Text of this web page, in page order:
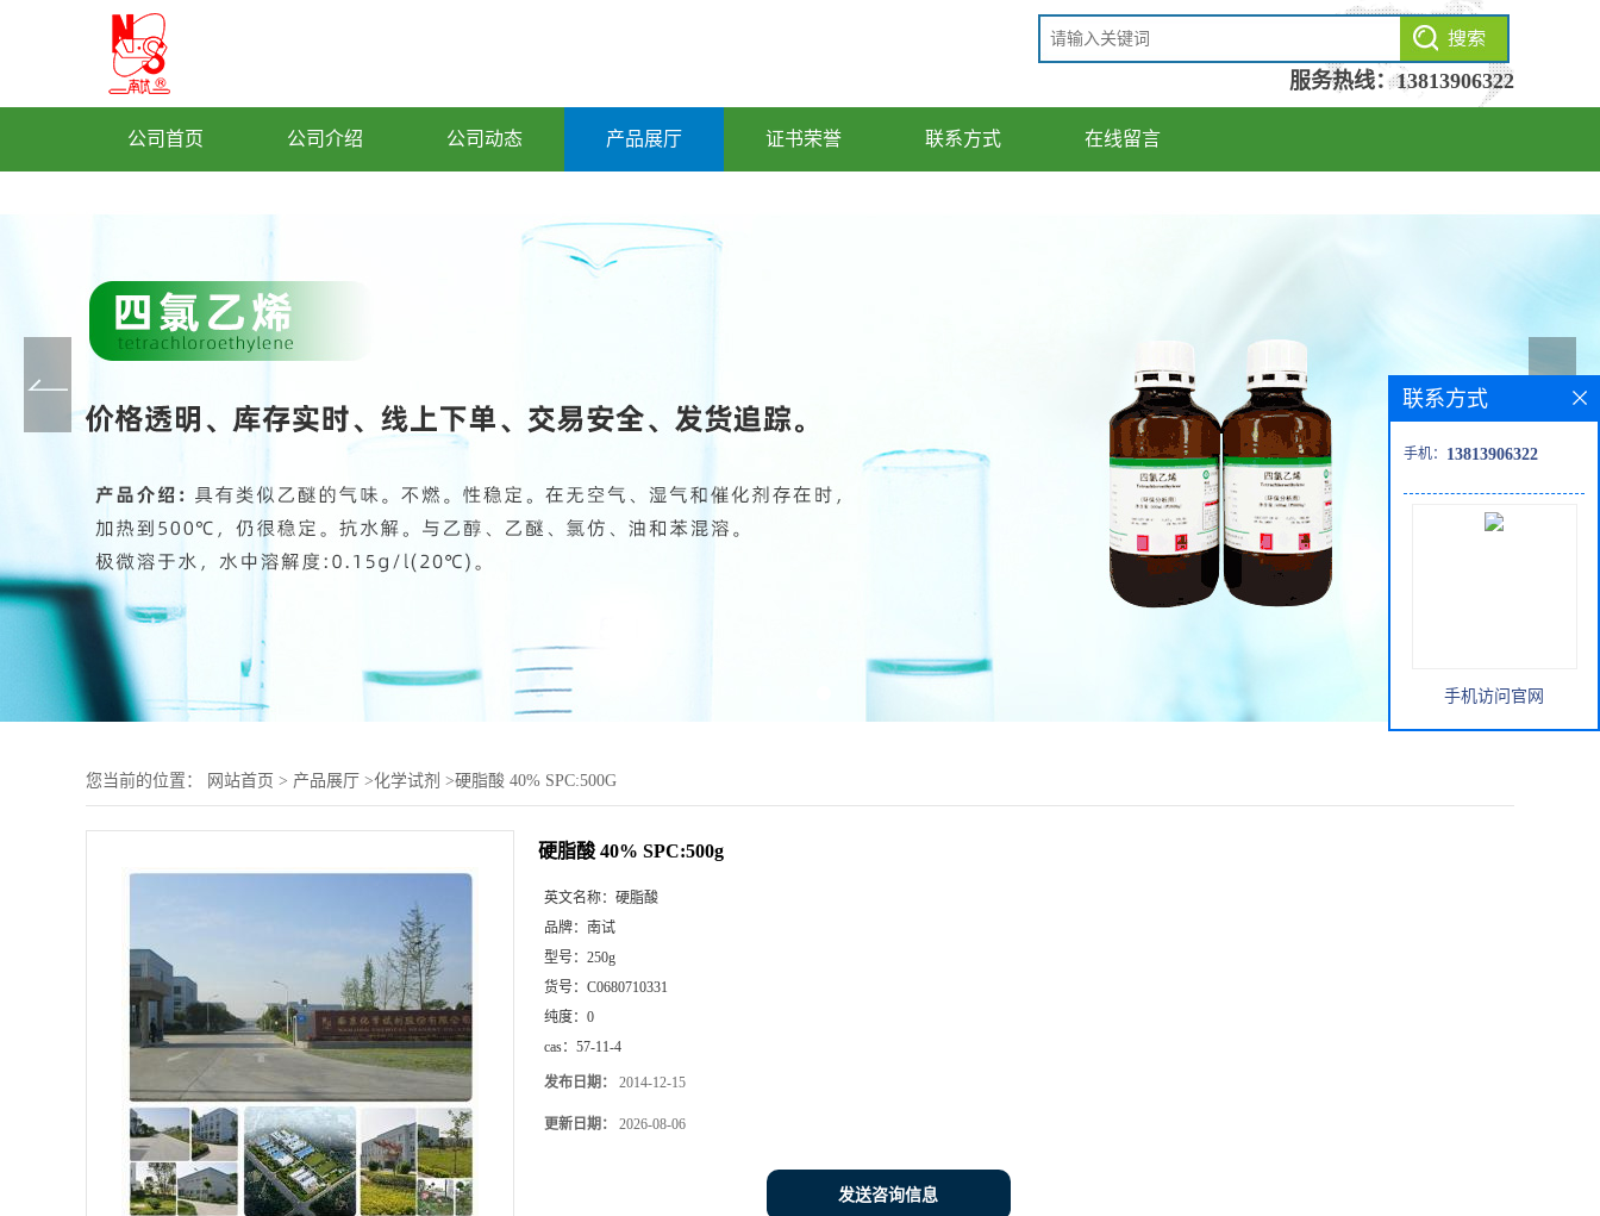
服务热线：13813906322
公司首页 公司介绍 公司动态 产品展厅 证书荣誉 联系方式 在线留言
您当前的位置： 网站首页 > 产品展厅 >化学试剂 >硬脂酸 40% SPC:500G
硬脂酸 40% SPC:500g
英文名称： 硬脂酸
品牌： 南试
型号： 250g
货号： C0680710331
纯度： 0
cas： 57-11-4
发布日期： 2014-12-15
更新日期： 2026-08-06
发送咨询信息
联系方式
手机： 13813906322
手机访问官网